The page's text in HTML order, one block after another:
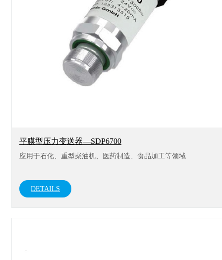
平膜型压力变送器—SDP6700
应用于石化、重型柴油机、医药制造、食品加工等领域
DETAILS